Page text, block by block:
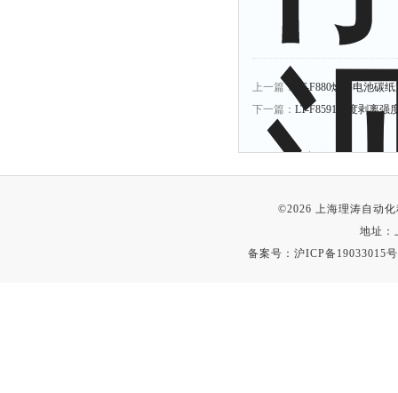
上一篇：
LT-F880燃料电池碳
下一篇： LT-F859180度剥离强
©2026 上海理涛自动
地址：
备案号： 沪ICP备19033015